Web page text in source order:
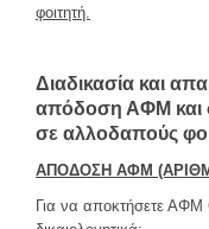
φοιτητή.
Διαδικασία και
απόδοση ΑΦΜ και
σε αλλοδαπούς
ΑΠΟΔΟΣΗ ΑΦΜ
Για να αποκτήσετε ΑΦΜ